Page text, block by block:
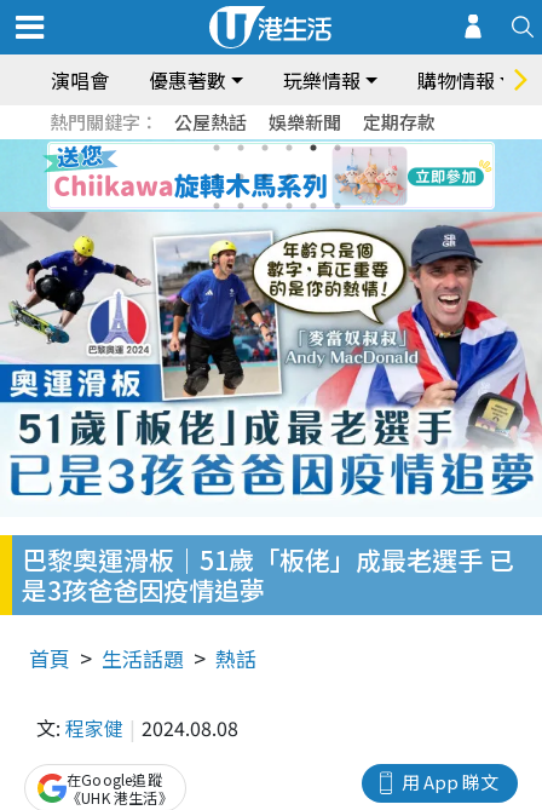
演唱會 優惠著數 玩樂情報 購物情報
熱門關鍵字： 公屋熱話 娛樂新聞 定期存款
巴黎奧運滑板｜51歲「板佬」成最老選手 已
是3孩爸爸因疫情追夢
首頁 生活話題 熱話
文: 程家健 2024.08.08
用 App 睇文
在Google追蹤
《UHK 港生活》